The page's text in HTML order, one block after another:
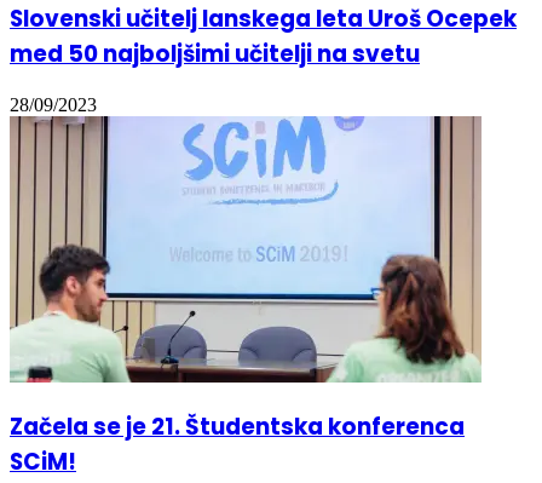
Slovenski učitelj lanskega leta Uroš Ocepek
med 50 najboljšimi učitelji na svetu
28/09/2023
Začela se je 21. Študentska konferenca
SCiM!